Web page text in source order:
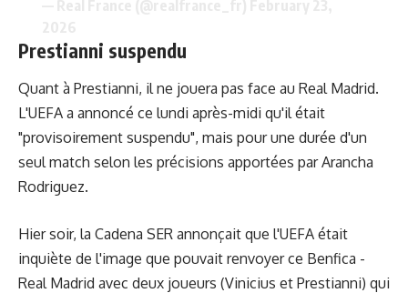
Prestianni suspendu
Quant à Prestianni, il ne jouera pas face au Real Madrid.
L'UEFA a annoncé ce lundi après-midi qu'il était
"provisoirement suspendu", mais pour une durée d'un
seul match selon les précisions apportées par Arancha
Rodriguez.
Hier soir, la Cadena SER annonçait que l'UEFA était
inquiète de l'image que pouvait renvoyer ce Benfica -
Real Madrid avec deux joueurs (Vinicius et Prestianni) qui